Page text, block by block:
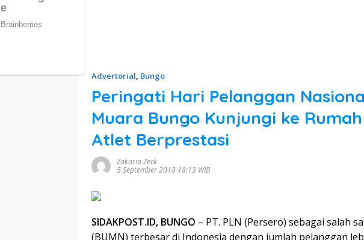
Advertorial, Bungo
Peringati Hari Pelanggan
Muara Bungo Kunjungi ke
Atlet Berprestasi
Zakaria Zeck
5 September 2018 18:13 WIB
SIDAKPOST.ID, BUNGO – PT. PLN (Persero) sebagai salah
(BUMN) terbesar di Indonesia dengan jumlah pelanggan